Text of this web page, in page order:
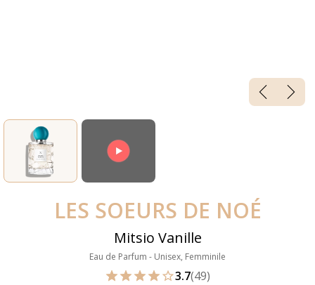
LES SOEURS DE NOÉ
Mitsio Vanille
Eau de Parfum - Unisex, Femminile
3.7(49)